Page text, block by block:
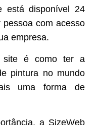
está disponível 24
com acesso
empresa.
site é como ter a
pintura no mundo
uma forma de
a SizeWeb